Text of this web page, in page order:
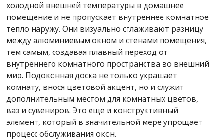
холодной внешней температуры в домашнее
помещение и не пропускает внутреннее комнатное
тепло наружу. Они визуально сглаживают разницу
между алюминиевым окном и стенами помещения,
тем самым, создавая плавный переход от
внутреннего комнатного пространства во внешний
мир. Подоконная доска не только украшает
комнату, внося цветовой акцент, но и служит
дополнительным местом для комнатных цветов,
ваз и сувениров. Это еще и конструктивный
элемент, который в значительной мере упрощает
процесс обслуживания окон.